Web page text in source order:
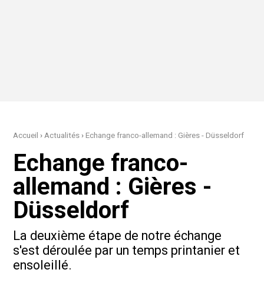
Accueil › Actualités ›Echange franco-allemand : Gières - Düsseldorf
Echange franco-
allemand : Gières -
Düsseldorf
La deuxième étape de notre échange
s'est déroulée par un temps printanier et
ensoleillé.